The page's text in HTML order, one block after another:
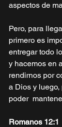
aspectos de
Pero, para
primero es
entregar todo
y hacemos en
rendirnos por
a Dios y
poder
Romanos 12:1